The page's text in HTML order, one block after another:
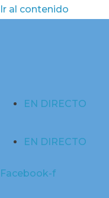
Ir al contenido
EN DIRECTO
EN DIRECTO
Facebook-f